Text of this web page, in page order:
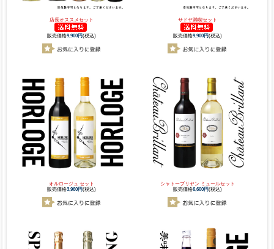
店長オススメセット
販売価格9,900円(税込)
サドヤ満喫セット
販売価格9,900円(税込)
オルロージュ セット
販売価格3,960円(税込)
シャトーブリヤン ミュールセット
販売価格6,600円(税込)